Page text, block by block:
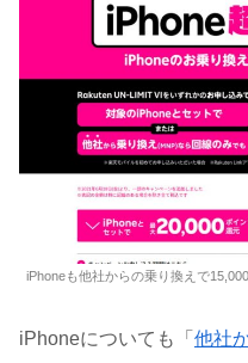
iPhoneも他社からの乗り換えで
iPhoneについても「 他社